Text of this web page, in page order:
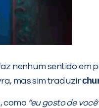
nenhum sentido em
mas sim traduzir
como “eu gosto de